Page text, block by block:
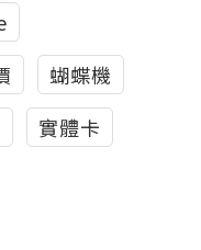
蝴蝶機
實體卡